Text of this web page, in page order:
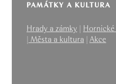
PAMÁTKY A KULTURA
Hrady a zámky | Hornické
| Města a kultura | Akce